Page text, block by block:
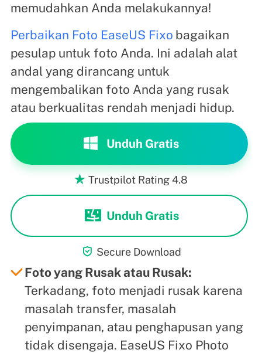
memudahkan Anda melakukannya!
Perbaikan Foto EaseUS Fixo bagaikan
pesulap untuk foto Anda. Ini adalah alat
andal yang dirancang untuk
mengembalikan foto Anda yang rusak
atau berkualitas rendah menjadi hidup.
Unduh Gratis
 Trustpilot Rating 4.8
Unduh Gratis
 Secure Download
Foto yang Rusak atau Rusak:
Terkadang, foto menjadi rusak karena
masalah transfer, masalah
penyimpanan, atau penghapusan yang
tidak disengaja. EaseUS Fixo Photo